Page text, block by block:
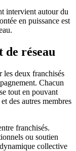
intervient autour du
en puissance est
de réseau
les deux franchisés
Chacun
tout en pouvant
des autres membres
franchisés.
ou soutien
collective